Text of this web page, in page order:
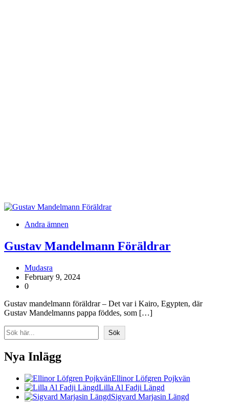
Andra ämnen
Gustav Mandelmann Föräldrar
Mudasra
February 9, 2024
0
Gustav mandelmann föräldrar – Det var i Kairo, Egypten, där
Gustav Mandelmanns pappa föddes, som […]
Search
Sök
Nya Inlägg
Ellinor Löfgren Pojkvän
Lilla Al Fadji Längd
Sigvard Marjasin Längd